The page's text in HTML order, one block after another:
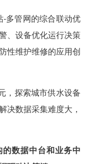
多管网的综合联动优
、设备优化运行决策
性维护维修的应用创
，探索城市供水设备
决数据采集难度大，
数据中台和业务中